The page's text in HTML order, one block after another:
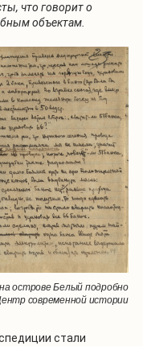
что говорит о
объектам.
острове Белый подробно
современной истории
стали